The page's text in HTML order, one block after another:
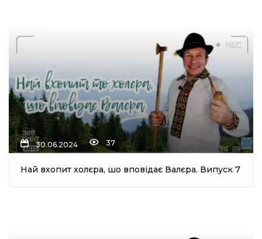
30.06.2024 37
Най вхопит холєра, шо вповідає Валєра. Випуск 7